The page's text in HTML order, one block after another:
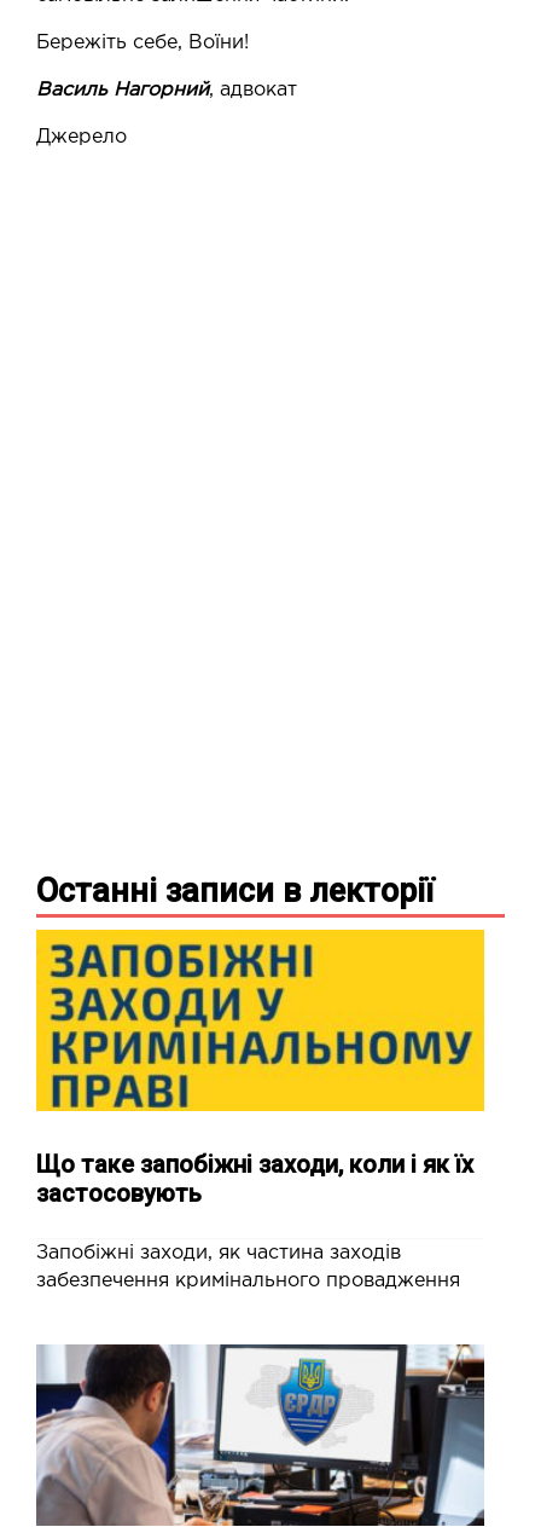
Бережіть себе, Воїни!
Василь Нагорний, адвокат
Джерело
Останні записи в лекторії
Що таке запобіжні заходи, коли і як їх
застосовують
Запобіжні заходи, як частина заходів
забезпечення кримінального провадження